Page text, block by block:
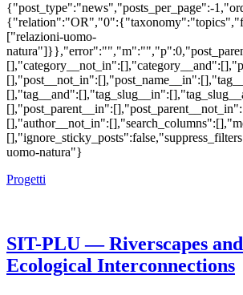
{"post_type":"news","posts_per_page":-
["relazioni-uomo-
uomo-natura"}
Progetti
SIT-PLU — Riverscapes
Ecological Interconnections